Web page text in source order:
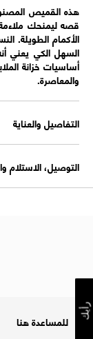
هذه القميص
قصه ليمنحك
الأكمام الطويلة.
أساسيات خزانة
والمعاصرة.
التفاصيل والعناية
التوصيل، الاستلام
للمساعدة هنا
رأيك